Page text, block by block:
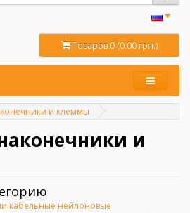
Товаров 0 (0.00 грн.)
и клеммы
и
кабельные нейлоновые